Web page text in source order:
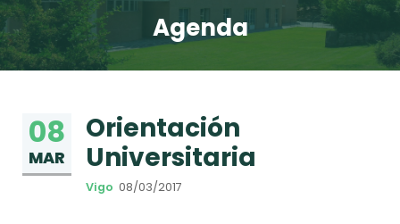
Agenda
08
MAR
Orientación
Universitaria
Vigo 08/03/2017